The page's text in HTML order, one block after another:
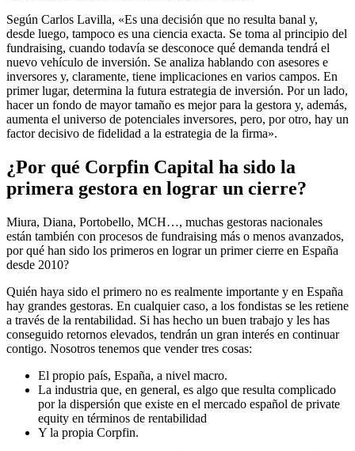
Según Carlos Lavilla, «Es una decisión que no resulta banal y,
desde luego, tampoco es una ciencia exacta. Se toma al principio del
fundraising, cuando todavía se desconoce qué demanda tendrá el
nuevo vehículo de inversión. Se analiza hablando con asesores e
inversores y, claramente, tiene implicaciones en varios campos. En
primer lugar, determina la futura estrategia de inversión. Por un lado,
hacer un fondo de mayor tamaño es mejor para la gestora y, además,
aumenta el universo de potenciales inversores, pero, por otro, hay un
factor decisivo de fidelidad a la estrategia de la firma».
¿Por qué Corpfin Capital ha sido la
primera gestora en lograr un cierre?
Miura, Diana, Portobello, MCH…, muchas gestoras nacionales
están también con procesos de fundraising más o menos avanzados,
por qué han sido los primeros en lograr un primer cierre en España
desde 2010?
Quién haya sido el primero no es realmente importante y en España
hay grandes gestoras. En cualquier caso, a los fondistas se les retiene
a través de la rentabilidad. Si has hecho un buen trabajo y les has
conseguido retornos elevados, tendrán un gran interés en continuar
contigo. Nosotros tenemos que vender tres cosas:
El propio país, España, a nivel macro.
La industria que, en general, es algo que resulta complicado
por la dispersión que existe en el mercado español de private
equity en términos de rentabilidad
Y la propia Corpfin.